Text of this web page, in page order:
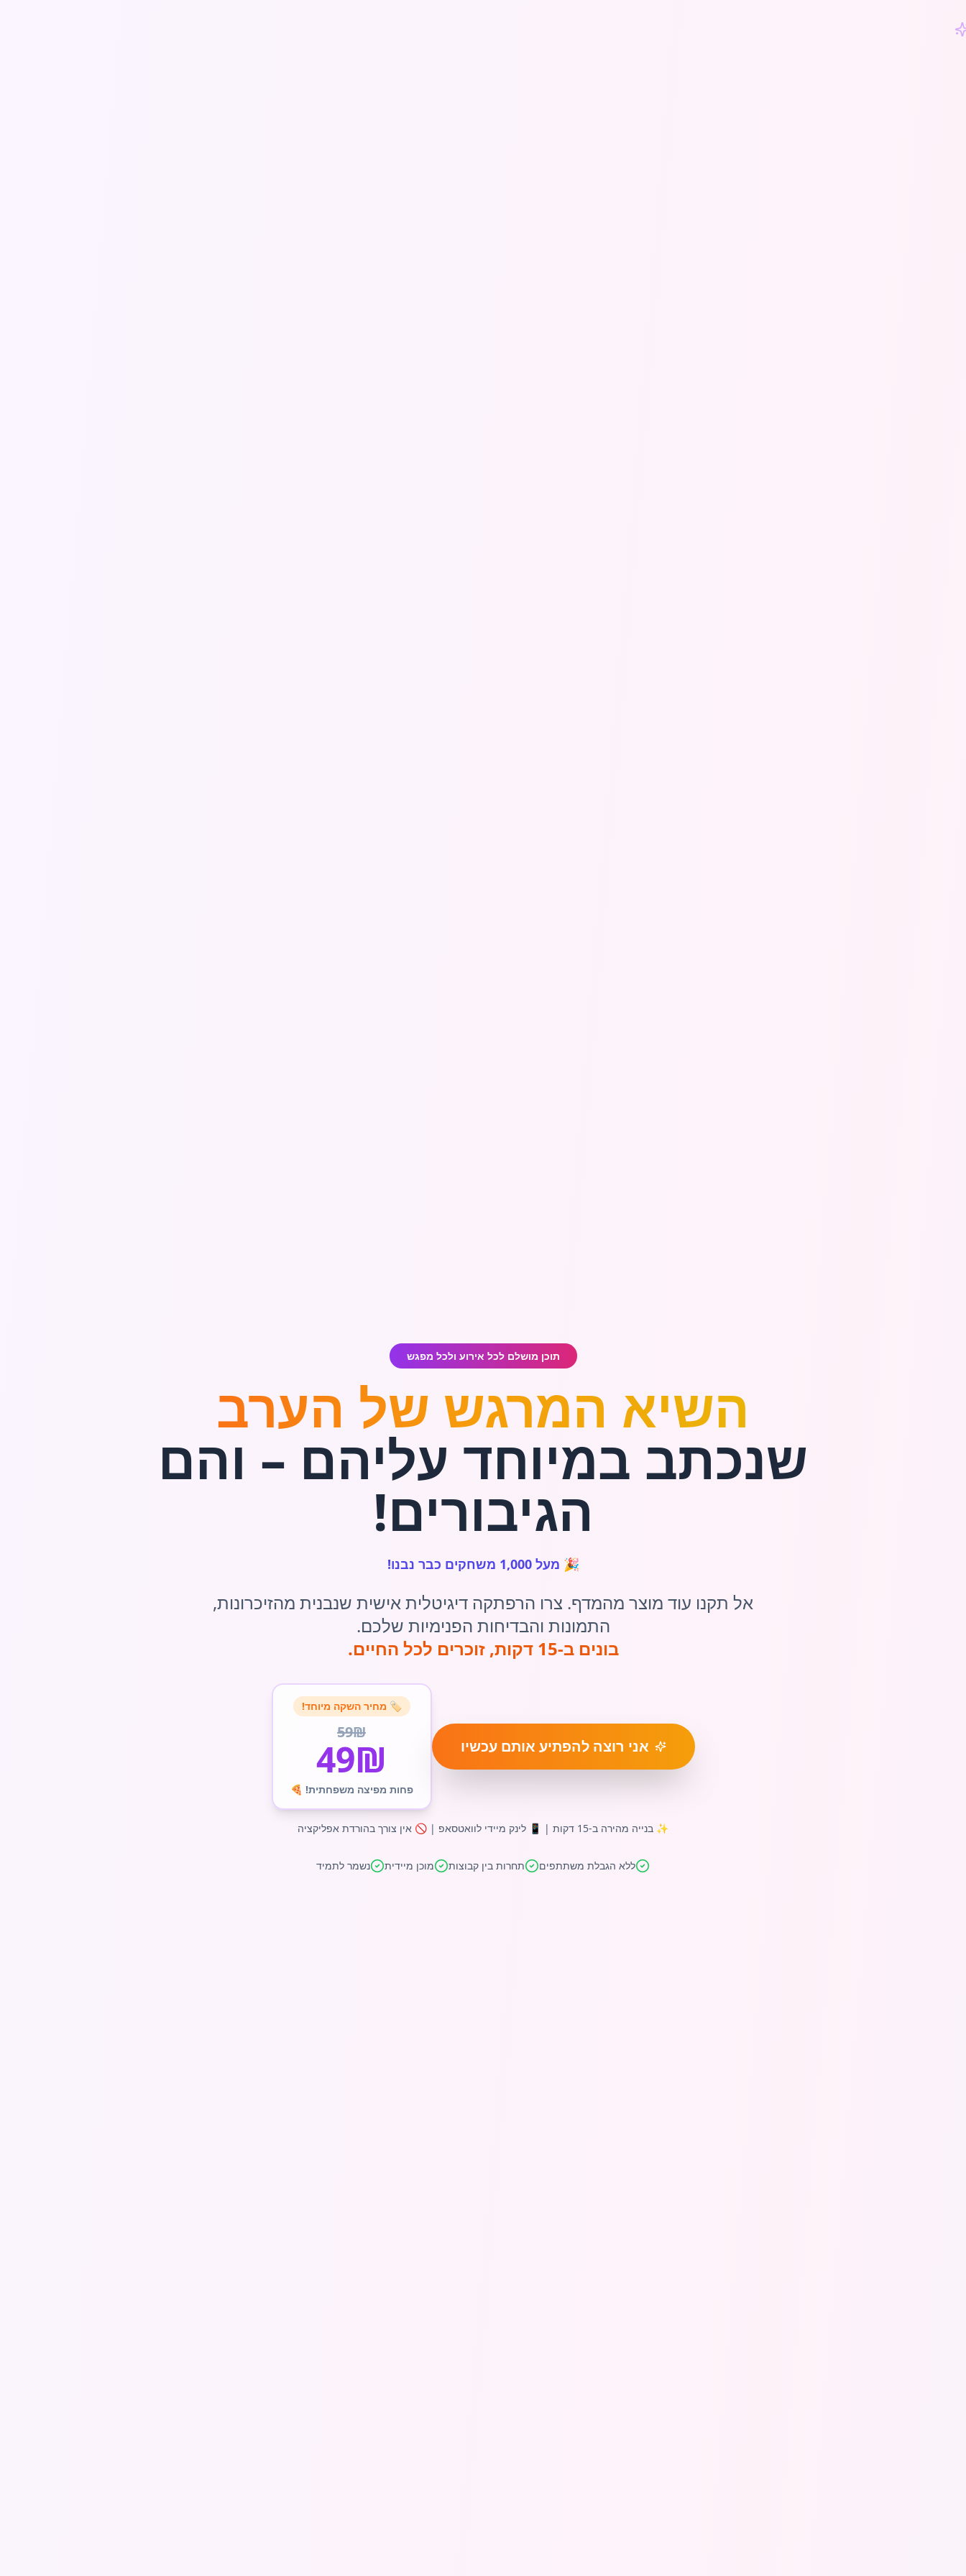
תוכן מושלם לכל אירוע ולכל מפגש
השיא המרגש של הערב
שנכתב במיוחד עליהם – והם
הגיבורים!
🎉 מעל 1,000 משחקים כבר נבנו!
אל תקנו עוד מוצר מהמדף. צרו הרפתקה דיגיטלית אישית שנבנית מהזיכרונות,
התמונות והבדיחות הפנימיות שלכם.
בונים ב-15 דקות, זוכרים לכל החיים.
אני רוצה להפתיע אותם עכשיו
🏷️ מחיר השקה מיוחד!
59₪
49₪
פחות מפיצה משפחתית! 🍕
✨ בנייה מהירה ב-15 דקות | 📱 לינק מיידי לוואטסאפ | 🚫 אין צורך בהורדת אפליקציה
ללא הגבלת משתתפים תחרות בין קבוצות מוכן מיידית נשמר לתמיד